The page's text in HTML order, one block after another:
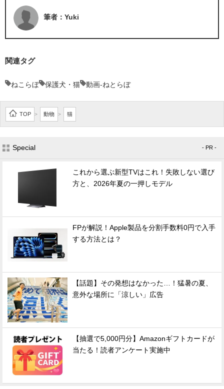
筆者：Yuki
関連タグ
ねこらぼ 保護犬・猫 動画-ねとらぼ
TOP > 動物 > 猫
Special - PR -
これから選ぶ新型TVはこれ！失敗しない選び
方と、2026年夏の一押しモデル
FPが解説！Apple製品を分割手数料0円で入手
する方法とは？
【話題】その発想はなかった…！猛暑の夏、
意外な場所に「涼しい」広告
【抽選で5,000円分】Amazonギフトカードが
当たる！読者アンケート実施中